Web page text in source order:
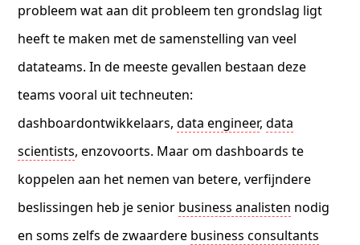
probleem wat aan dit probleem ten grondslag ligt
heeft te maken met de samenstelling van veel
datateams. In de meeste gevallen bestaan deze
teams vooral uit techneuten:
dashboardontwikkelaars,data engineer,data
scientists, enzovoorts. Maar om dashboards te
koppelen aan het nemen van betere, verfijndere
beslissingen heb je senior business analisten nodig
en soms zelfs de zwaardere business consultants